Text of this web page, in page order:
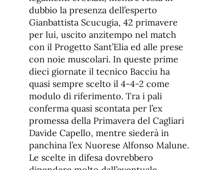
dubbio la presenza dell’esperto
Gianbattista Scucugia, 42 primavere
per lui, uscito anzitempo nel match
con il Progetto Sant’Elia ed alle prese
con noie muscolari. In queste prime
dieci giornate il tecnico Bacciu ha
quasi sempre scelto il 4-4-2 come
modulo di riferimento. Tra i pali
conferma quasi scontata per l’ex
promessa della Primavera del Cagliari
Davide Capello, mentre siederà in
panchina l’ex Nuorese Alfonso Malune.
Le scelte in difesa dovrebbero